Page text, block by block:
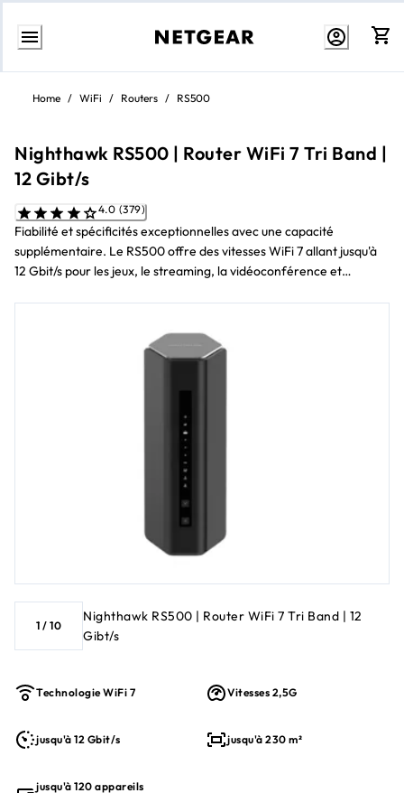
Aller
contenu
Home / WiFi / Routers / RS500
Nighthawk RS500 | Router WiFi 7 Tri Band |
12 Gibt/s
4.0 (379)
Fiabilité et spécificités exceptionnelles avec une capacité
supplémentaire. Le RS500 offre des vitesses WiFi 7 allant jusqu'à
12 Gbit/s pour les jeux, le streaming, la vidéoconférence et
1 / 10
Nighthawk RS500 | Router WiFi 7 Tri Band | 12
Gibt/s
Technologie WiFi 7 Vitesses 2,5G
jusqu'à 12 Gbit/s jusqu'à 230 m²
jusqu'à 120 appareils